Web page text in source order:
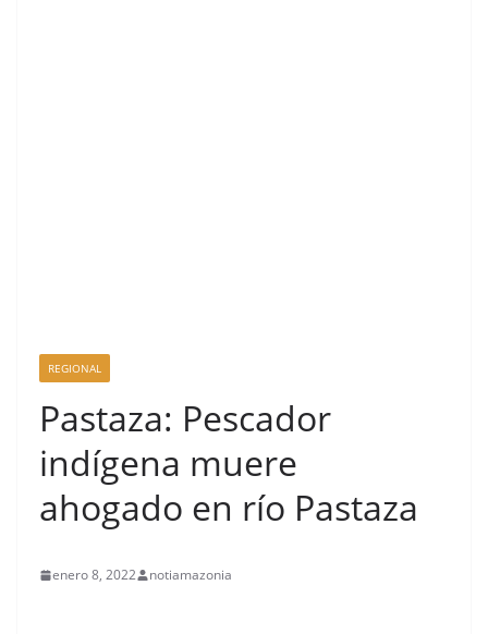
REGIONAL
Pastaza: Pescador
indígena muere
ahogado en río Pastaza
enero 8, 2022 notiamazonia